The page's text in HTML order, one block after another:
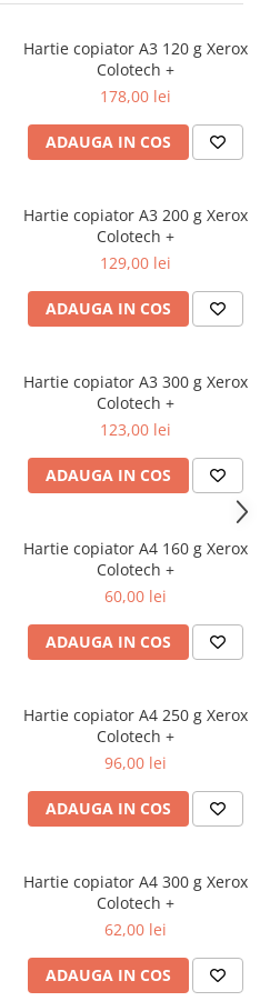
Hartie copiator A3 120 g Xerox
Colotech +
178,00 lei
ADAUGA IN COS
Hartie copiator A3 200 g Xerox
Colotech +
129,00 lei
ADAUGA IN COS
Hartie copiator A3 300 g Xerox
Colotech +
123,00 lei
ADAUGA IN COS
Hartie copiator A4 160 g Xerox
Colotech +
60,00 lei
ADAUGA IN COS
Hartie copiator A4 250 g Xerox
Colotech +
96,00 lei
ADAUGA IN COS
Hartie copiator A4 300 g Xerox
Colotech +
62,00 lei
ADAUGA IN COS